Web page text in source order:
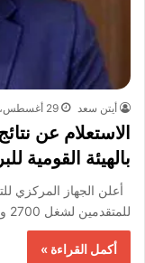
أيتن سعد 29 أغسطس، 2025
بالهيئة القومية
أعلن الجهاز المركزي
للمتقدمين لشغل 2700 وظيفة بالهيئة القومية للبريد، في خطوة مهمة…
أكمل القراءة »